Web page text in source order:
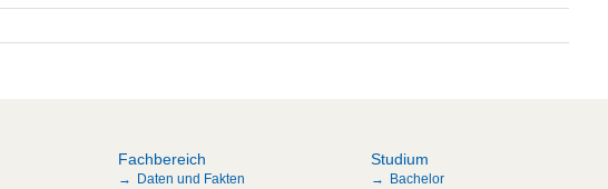
Fachbereich
Daten und Fakten
Studium
Bachelor